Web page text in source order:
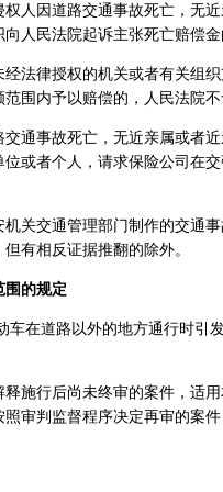
权人因道路交通事故死亡，无
向人民法院起诉主张死亡赔偿
经法律授权的机关或者有关组
围内予以赔偿的，人民法院
交通事故死亡，无近亲属或者
或者个人，请求保险公司在
机关交通管理部门制作的交通
有相反证据推翻的除外。
围的规定
车在道路以外的地方通行时引
释施行后尚未终审的案件，适
审判监督程序决定再审的案